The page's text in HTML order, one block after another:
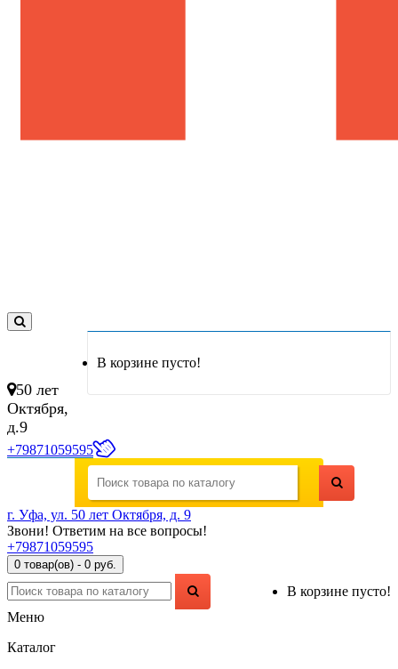
В корзине пусто!
50 лет
Октября,
д.9
+79871059595
г. Уфа, ул. 50 лет Октября, д. 9
Звони! Ответим на все вопросы!
+79871059595
0 товар(ов) - 0 руб.
В корзине пусто!
Меню
Каталог